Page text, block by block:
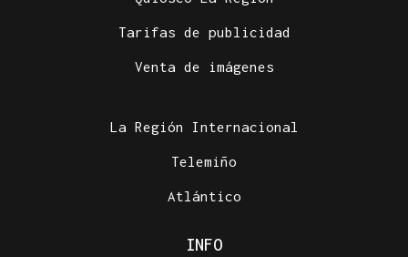
Tarifas de publicidad
Venta de imágenes
La Región Internacional
Telemiño
Atlántico
INFO